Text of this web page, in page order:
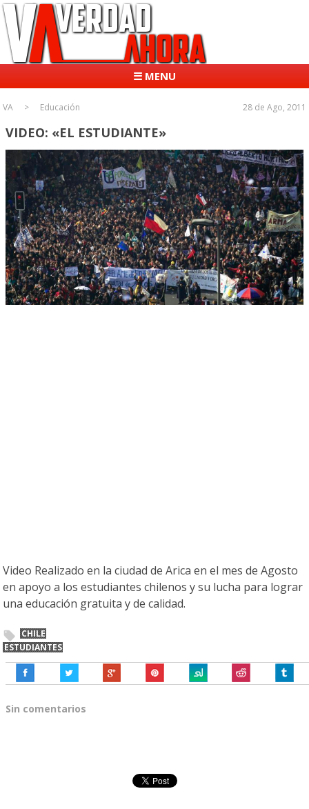
☰ MENU
VA Educación 28 de Ago, 2011
VIDEO: «EL ESTUDIANTE»
Video Realizado en la ciudad de Arica en el mes de Agosto
en apoyo a los estudiantes chilenos y su lucha para lograr
una educación gratuita y de calidad.
CHILE
ESTUDIANTES
Sin comentarios